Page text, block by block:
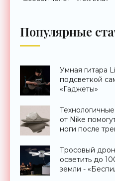
Популярные
Умная гитара
подсветкой
«Гаджеты»
от Nike
ноги после
Тросовый
осветить до
земли -